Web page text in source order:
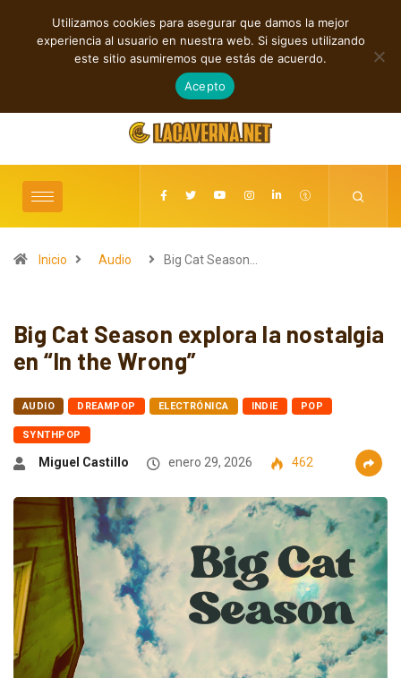
TENDENCIAS
Rock, folk e indie: cuatro estrenos independientes por descubrir
agosto 7, 2026
Inicio Audio Big Cat Season…
Big Cat Season explora la nostalgia
en “In the Wrong”
AUDIO DREAMPOP ELECTRÓNICA INDIE POP
SYNTHPOP
Miguel Castillo enero 29, 2026 462
Utilizamos cookies para asegurar que damos la mejor
experiencia al usuario en nuestra web. Si sigues utilizando
este sitio asumiremos que estás de acuerdo.
Acepto